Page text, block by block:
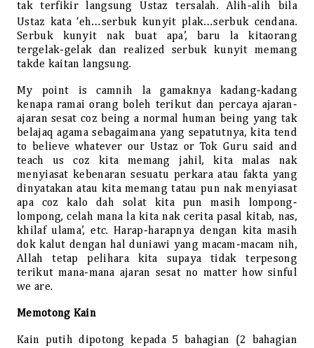
tak terfikir langsung Ustaz tersalah. Alih-alih bila
Ustaz kata ‘eh…serbuk kunyit plak…serbuk cendana.
Serbuk kunyit nak buat apa’, baru la kitaorang
tergelak-gelak dan realized serbuk kunyit memang
takde kaitan langsung.
My point is camnih la gamaknya kadang-kadang
kenapa ramai orang boleh terikut dan percaya ajaran-
ajaran sesat coz being a normal human being yang tak
belajaq agama sebagaimana yang sepatutnya, kita tend
to believe whatever our Ustaz or Tok Guru said and
teach us coz kita memang jahil, kita malas nak
menyiasat kebenaran sesuatu perkara atau fakta yang
dinyatakan atau kita memang tatau pun nak menyiasat
apa coz kalo dah solat kita pun masih lompong-
lompong, celah mana la kita nak cerita pasal kitab, nas,
khilaf ulama’, etc. Harap-harapnya dengan kita masih
dok kalut dengan hal duniawi yang macam-macam nih,
Allah tetap pelihara kita supaya tidak terpesong
terikut mana-mana ajaran sesat no matter how sinful
we are.
Memotong Kain
Kain putih dipotong kepada 5 bahagian (2 bahagian